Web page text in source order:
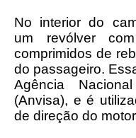
No interior do
um revólver
comprimidos de
do passageiro.
Agência
(Anvisa), e é
de direção do